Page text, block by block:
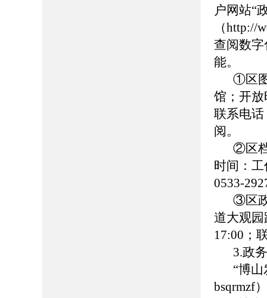
户网站“
（http://
查阅数
能。
①区
馆；开
联系电话
阅。
②区
时间：
0533-
③区
道大观
17:00；
3.政
“博
bsqrmzf